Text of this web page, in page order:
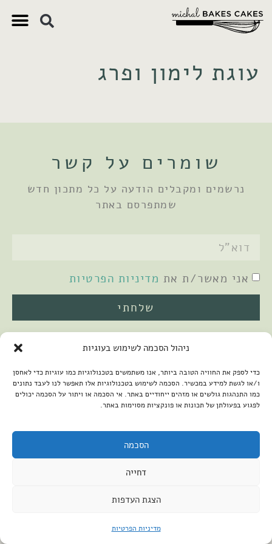
ניהול הסכמה לשימוש בעוגיות
כדי לספק את החוויה הטובה ביותר, אנו משתמשים בטכנולוגיות כמו עוגיות כדי לאחסן
ו/או לגשת למידע במכשיר. הסכמה לשימוש בטכנולוגיות אלו תאפשר לנו לעבד נתונים
כמו התנהגות גולשים או מזהים ייחודיים באתר. אי הסכמה או ויתור על הסכמה יכולים
לפגוע בפעולתן של תכונות או פונקציות מסוימות באתר.
הסכמה
דחייה
הצגת העדפות
מדיניות הפרטיות
עוגת לימון ופרג
שומרים על קשר
נרשמים ומקבלים הודעה על כל מתכון חדש
שמתפרסם באתר
אני מאשר/ת את מדיניות הפרטיות
שלחתי
2026 © כל הזכויות שמורות למיכל שמיר
הצהרת נגישות